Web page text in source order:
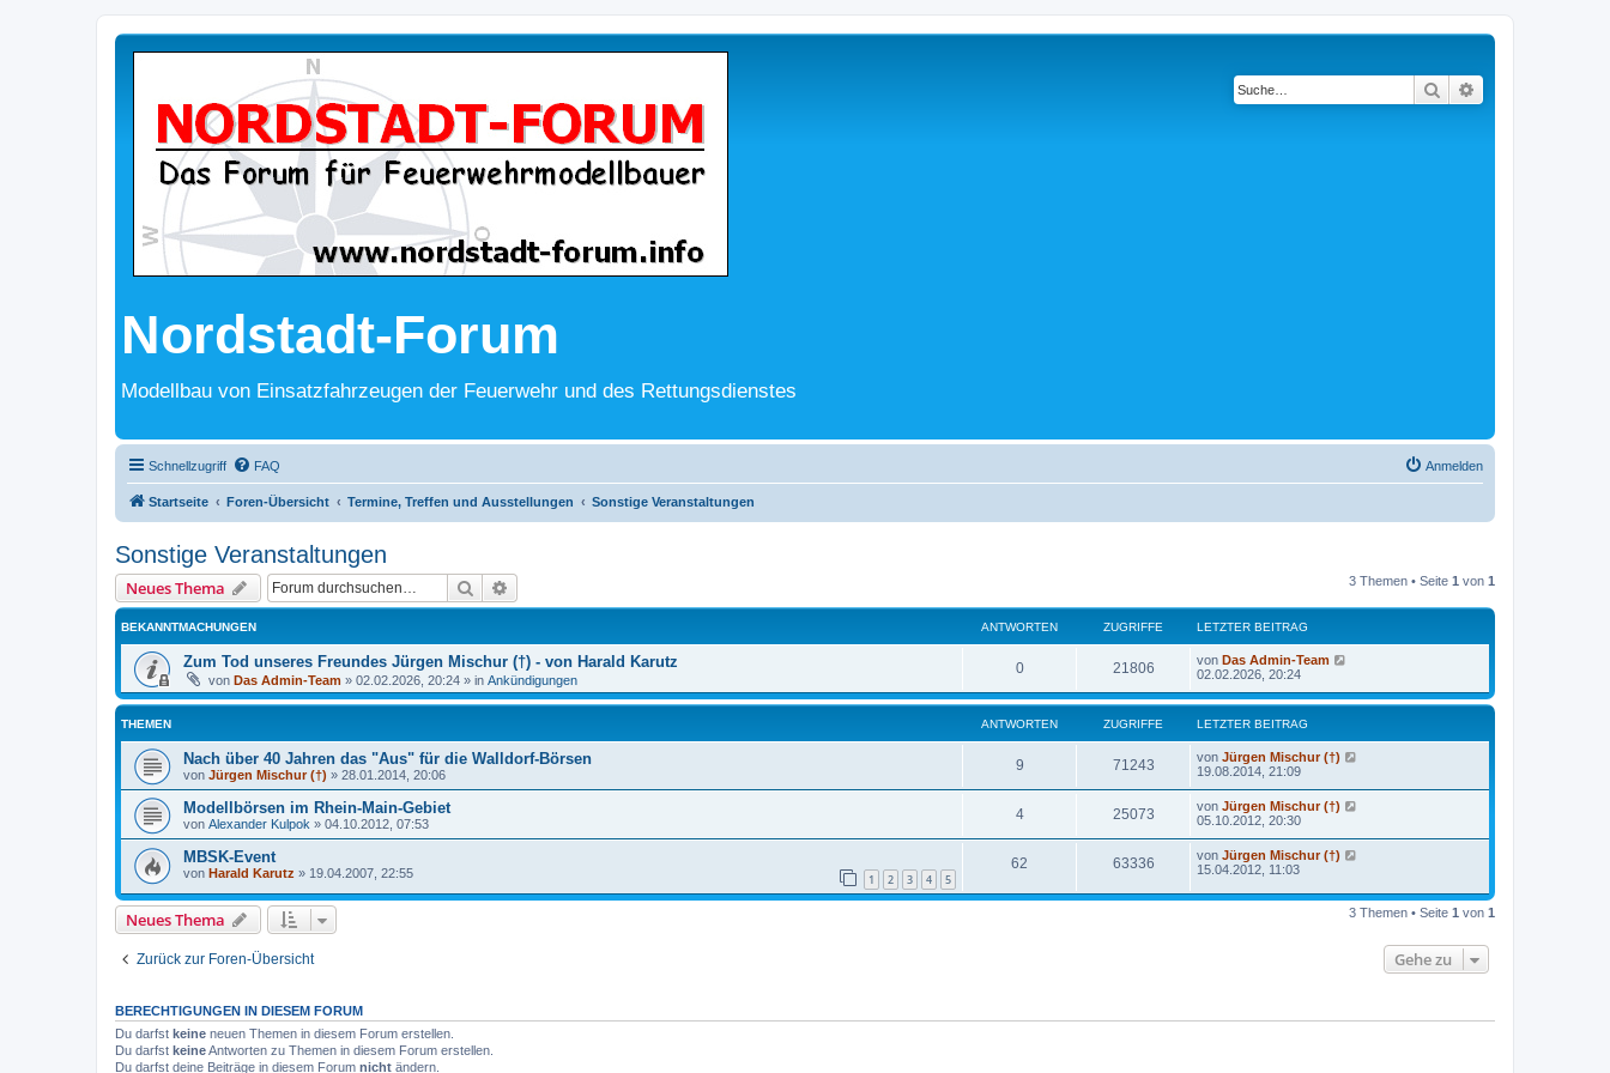
Nordstadt-Forum
Modellbau von Einsatzfahrzeugen der Feuerwehr und des Rettungsdienstes
Suche
Schnellzugriff FAQ Anmelden
Startseite Foren-Übersicht Termine, Treffen und Ausstellungen Sonstige Veranstaltungen
Sonstige Veranstaltungen
Neues Thema Suche 3 Themen • Seite 1 von 1
BEKANNTMACHUNGEN ANTWORTEN ZUGRIFFE LETZTER BEITRAG
Zum Tod unseres Freundes Jürgen Mischur (†) - von Harald Karutz
von Das Admin-Team » 02.02.2026, 20:24 » in Ankündigungen
0 21806 von Das Admin-Team
02.02.2026, 20:24
THEMEN ANTWORTEN ZUGRIFFE LETZTER BEITRAG
Nach über 40 Jahren das "Aus" für die Walldorf-Börsen
von Jürgen Mischur (†) » 28.01.2014, 20:06
9 71243 von Jürgen Mischur (†)
19.08.2014, 21:09
Modellbörsen im Rhein-Main-Gebiet
von Alexander Kulpok » 04.10.2012, 07:53
4 25073 von Jürgen Mischur (†)
05.10.2012, 20:30
MBSK-Event
von Harald Karutz » 19.04.2007, 22:55 1 2 3 4 5
62 63336 von Jürgen Mischur (†)
15.04.2012, 11:03
Neues Thema 3 Themen • Seite 1 von 1
Zurück zur Foren-Übersicht Gehe zu
BERECHTIGUNGEN IN DIESEM FORUM
Du darfst keine neuen Themen in diesem Forum erstellen.
Du darfst keineAntworten zu Themen in diesem Forum erstellen.
Du darfst deine Beiträge in diesem Forum nicht ändern.